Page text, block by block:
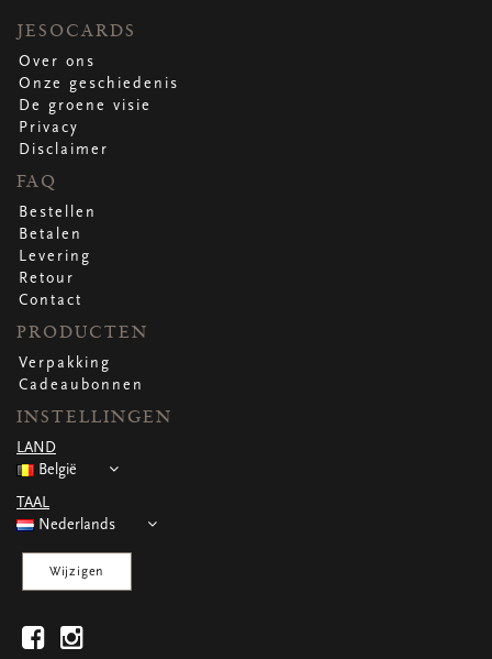
JESOCARDS
Over ons
Onze geschiedenis
De groene visie
Privacy
Disclaimer
FAQ
Bestellen
Betalen
Levering
Retour
Contact
PRODUCTEN
Verpakking
Cadeaubonnen
INSTELLINGEN
LAND
België
TAAL
Nederlands
Wijzigen